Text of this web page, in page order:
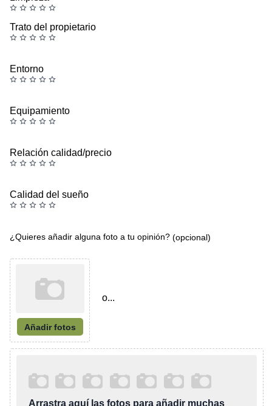
Trato del propietario
Entorno
Equipamiento
Relación calidad/precio
Calidad del sueño
¿Quieres añadir alguna foto a tu opinión? (opcional)
Añadir fotos
o...
Arrastra aquí las fotos para añadir muchas